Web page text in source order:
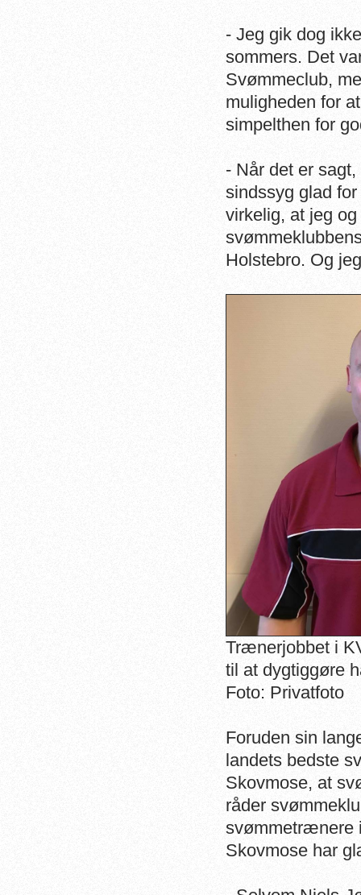
- Jeg gik dog
sommers. Det
Svømmeclub,
muligheden for
simpelthen for
- Når det er
sindssyg glad
virkelig, at jeg
Holstebro. Og
Trænerjobbet i
til at dygtiggøre
Foto: Privatfoto
Foruden sin
landets bedste
Skovmose, at
råder
svømmetrænere
Skovmose har